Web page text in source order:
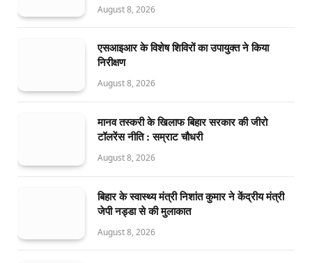
August 8, 2026
एसआइआर के विशेष शिविरों का उपायुक्त ने किया
निरीक्षण
August 8, 2026
मानव तस्करी के खिलाफ बिहार सरकार की जीरो
टॉलरेंस नीति : सम्राट चौधरी
August 8, 2026
बिहार के स्वास्थ्य मंत्री निशांत कुमार ने केंद्रीय मंत्री
जेपी नड्डा से की मुलाकात
August 8, 2026